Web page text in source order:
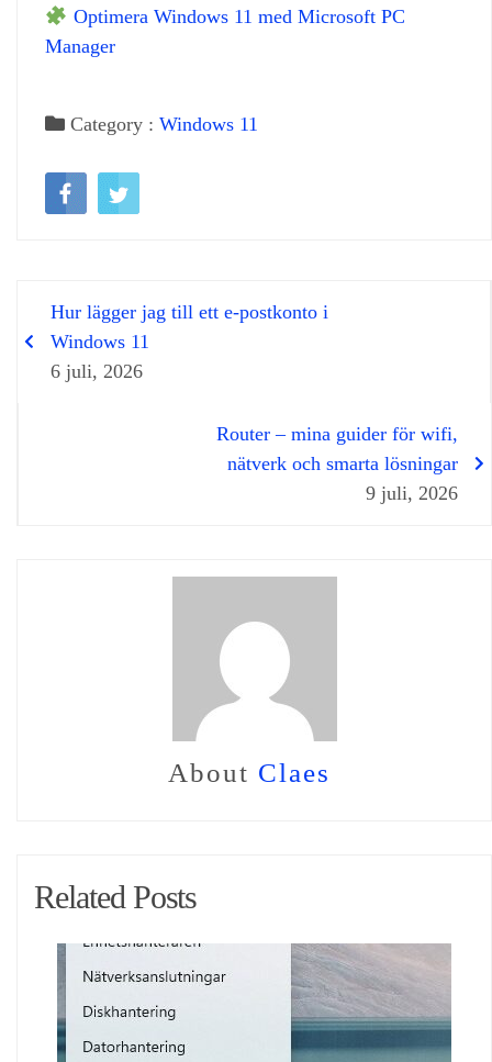
Optimera Windows 11 med Microsoft PC
Manager
Category : Windows 11
Hur lägger jag till ett e-postkonto i
Windows 11
6 juli, 2026
Router – mina guider för wifi,
nätverk och smarta lösningar
9 juli, 2026
About Claes
Related Posts